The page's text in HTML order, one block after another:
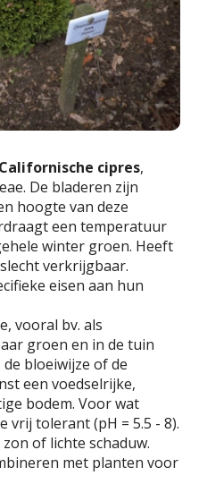
Californische cipres,
De bladeren zijn
hoogte van deze
een temperatuur
winter groen. Heeft
verkrijgbaar.
eisen aan hun
vooral bv. als
groen en in de tuin
bloeiwijze of de
een voedselrijke,
bodem. Voor wat
vrij tolerant (pH = 5.5 - 8).
of lichte schaduw.
met planten voor